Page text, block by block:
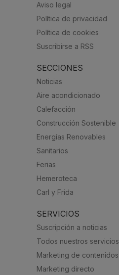
Aviso legal
Política de privacidad
Política de cookies
Suscribirse a RSS
SECCIONES
Noticias
Aire acondicionado
Calefacción
Construcción Sostenible
Energías Renovables
Sanitarios
Ferias
Hemeroteca
Carl y Frida
SERVICIOS
Suscripción a noticias
Todos nuestros servicios
Marketing de contenidos
Marketing directo